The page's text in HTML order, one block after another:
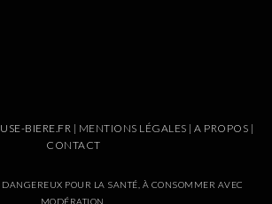
BIERE.FR | MENTIONS LÉGALES | A PROPOS |
CONTACT
DANGEREUX POUR LA SANTÉ, À CONSOMMER AVEC
MODÉRATION.